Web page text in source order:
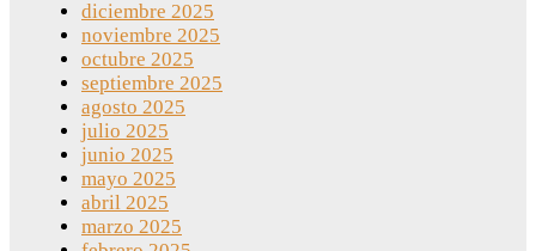
diciembre 2025
noviembre 2025
octubre 2025
septiembre 2025
agosto 2025
julio 2025
junio 2025
mayo 2025
abril 2025
marzo 2025